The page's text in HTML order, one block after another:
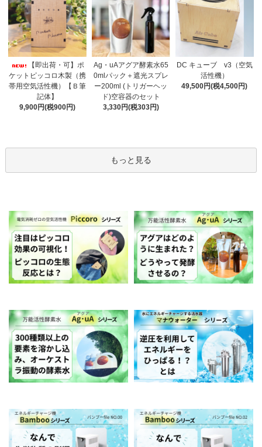
【即出荷・可】ポ
ケットピッコロ木製（携
帯用空気活性機）【Ｂ筆
記体】
9,900円(税900円)
Ag・uAアグア酵素水65
0mlパック＋遮光スプレ
ー200ml (トリガーヘッ
ド)空容器のセット
3,330円(税303円)
DC キューブ v3（空気
活性機）
49,500円(税4,500円)
もっと見る